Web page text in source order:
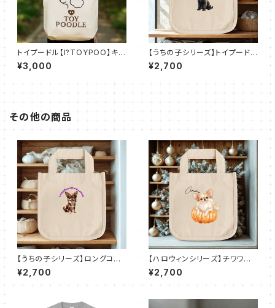
トイプードル【I?TOYPOO】キャ
ンバストート M（全7色）
¥3,000
【うちの子シリーズ】トイプードル
【ブラック】ロコトート（Ｓ）
¥2,700
その他の商品
【うちの子シリーズ】ロングコー
トチワワ【チョコレートタン】ロコ
トート（Ｓ）
¥2,700
【ハロウィンシリーズ】チワワ｜
ロコトート（Ｓ）
¥2,700